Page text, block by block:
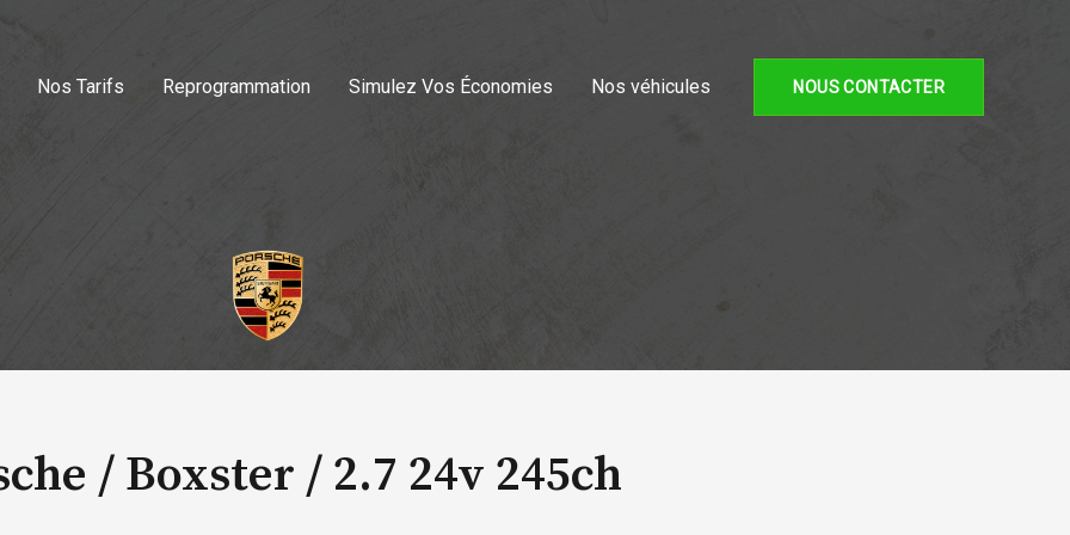
Nos Tarifs Reprogrammation Simulez Vos Économies Nos véhicules NOUS CONTACTER
/ Boxster /2.7 24v 245ch